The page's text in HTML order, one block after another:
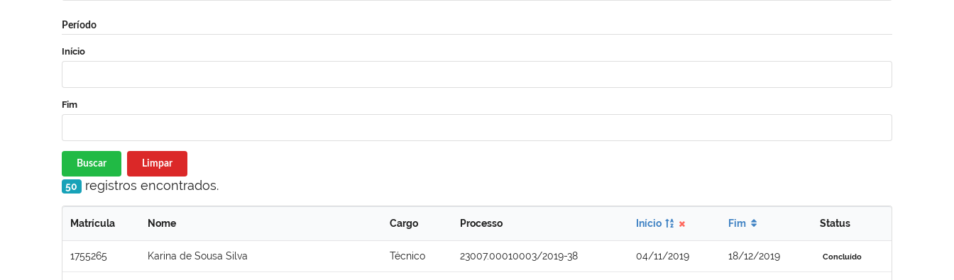
Período
Início
Fim
Buscar Limpar
50 registros encontrados.
Matrícula Nome Cargo Processo Início Fim Status
1755265 Karina de Sousa Silva Técnico 23007.00010003/2019-38 04/11/2019 18/12/2019 Concluído